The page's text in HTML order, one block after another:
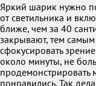
Яркий шарик нужно
от светильника и
ближе, чем за 40
закрывают, тем
сфокусировать
около минуты, не
понравились. Так